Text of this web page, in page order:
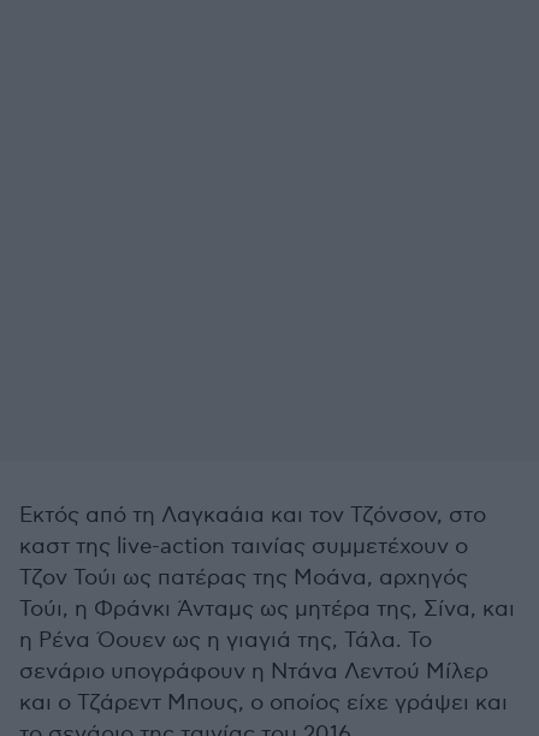
Εκτός από τη Λαγκαάια και τον Τζόνσον, στο
καστ της live-action ταινίας συμμετέχουν ο
Τζον Τούι ως πατέρας της Μοάνα, αρχηγός
Τούι, η Φράνκι Άνταμς ως μητέρα της, Σίνα, και
η Ρένα Όουεν ως η γιαγιά της, Τάλα. Το
σενάριο υπογράφουν η Ντάνα Λεντού Μίλερ
και ο Τζάρεντ Μπους, ο οποίος είχε γράψει και